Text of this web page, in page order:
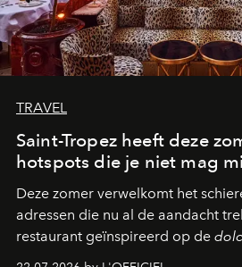
TRAVEL
Saint-Tropez heeft deze
hotspots die je niet mag
Deze zomer verwelkomt het
adressen die nu al de aandacht
restaurant geïnspireerd op de
zestig, een Japanse hotspot die